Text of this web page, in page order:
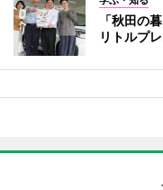
「秋田の
リトルプ